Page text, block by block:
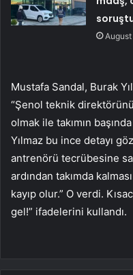
Mustafa Sandal, Burak
“Şenol teknik
olmak ile takımın
Yılmaz bu ince detayı
antrenörü tecrübesine
ardından takımda
kayıp olur.” O verdi.
gel!” ifadelerini kullandı.